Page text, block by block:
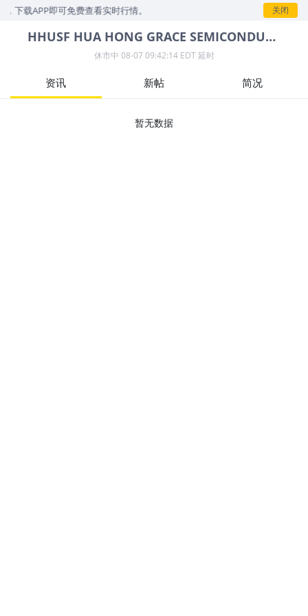
下载APP即可免费查看实时行情。 关闭
HHUSF HUA HONG GRACE SEMICONDUCTOR LTD PUBLIC COMPANY LTD
休市中 08-07 09:42:14 EDT 延时
资讯 新帖 简况
暂无数据